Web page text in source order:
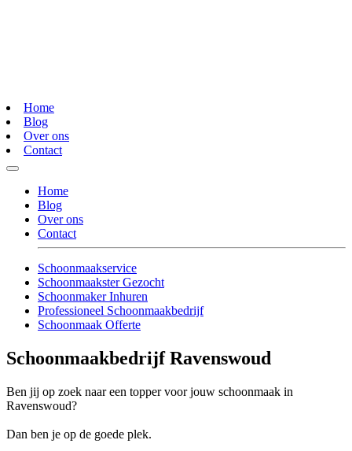
Home
Blog
Over ons
Contact
Home
Blog
Over ons
Contact
Schoonmaakservice
Schoonmaakster Gezocht
Schoonmaker Inhuren
Professioneel Schoonmaakbedrijf
Schoonmaak Offerte
Schoonmaakbedrijf Ravenswoud
Ben jij op zoek naar een topper voor jouw schoonmaak in
Ravenswoud?
Dan ben je op de goede plek.